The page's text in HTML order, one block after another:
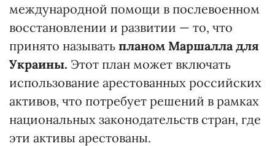
международной помощи в послевоенном
восстановлении и развитии — то, что
принято называть планом Маршалла для
Украины. Этот план может включать
использование арестованных российских
активов, что потребует решений в рамках
национальных законодательств стран, где
эти активы арестованы.